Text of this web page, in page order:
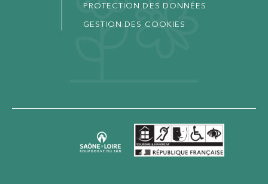
PROTECTION DES DONNÉES
GESTION DES COOKIES